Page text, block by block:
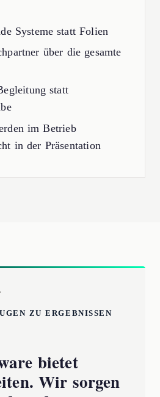
Systeme statt Folien
über die gesamte
statt
im Betrieb
in der Präsentation
ZU ERGEBNISSEN
bietet
Wir sorgen